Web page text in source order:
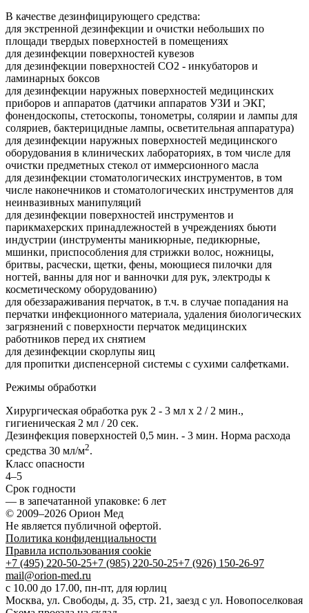
В качестве дезинфицирующего средства:
для экстренной дезинфекции и очистки небольших по
площади твердых поверхностей в помещениях
для дезинфекции поверхностей кувезов
для дезинфекции поверхностей СО2 - инкубаторов и
ламинарных боксов
для дезинфекции наружных поверхностей медицинских
приборов и аппаратов (датчики аппаратов УЗИ и ЭКГ,
фонендоскопы, стетоскопы, тонометры, солярии и лампы для
соляриев, бактерицидные лампы, осветительная аппаратура)
для дезинфекции наружных поверхностей медицинского
оборудования в клинических лабораториях, в том числе для
очистки предметных стекол от иммерсионного масла
для дезинфекции стоматологических инструментов, в том
числе наконечников и стоматологических инструментов для
неинвазивных манипуляций
для дезинфекции поверхностей инструментов и
парикмахерских принадлежностей в учреждениях бьюти
индустрии (инструменты маникюрные, педикюрные,
мшинки, приспособления для стрижки волос, ножницы,
бритвы, расчески, щетки, фены, моющиеся пилочки для
ногтей, ванны для ног и ванночки для рук, электроды к
косметическому оборудованию)
для обеззараживания перчаток, в т.ч. в случае попадания на
перчатки инфекционного материала, удаления биологических
загрязнений с поверхности перчаток медицинских
работников перед их снятием
для дезинфекции скорлупы яиц
для пропитки диспенсерной системы с сухими салфетками.
Режимы обработки
Хирургическая обработка рук 2 - 3 мл х 2 / 2 мин.,
гигиеническая 2 мл / 20 сек.
Дезинфекция поверхностей 0,5 мин. - 3 мин. Норма расхода
средства 30 мл/м2.
Класс опасности
4–5
Срок годности
— в запечатанной упаковке: 6 лет
© 2009–2026 Орион Мед
Не является публичной офертой.
Политика конфиденциальности
Правила использования cookie
+7 (495) 220-50-25+7 (985) 220-50-25+7 (926) 150-26-97
mail@orion-med.ru
c 10.00 до 17.00, пн-пт, для юрлиц
Москва, ул. Свободы, д. 35, стр. 21, заезд с ул. Новопоселковая